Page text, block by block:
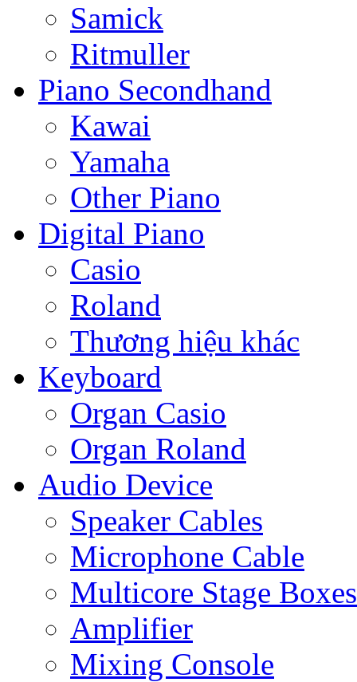
Samick
Ritmuller
Piano Secondhand
Kawai
Yamaha
Other Piano
Digital Piano
Casio
Roland
Thương hiệu khác
Keyboard
Organ Casio
Organ Roland
Audio Device
Speaker Cables
Microphone Cable
Multicore Stage Boxes
Amplifier
Mixing Console